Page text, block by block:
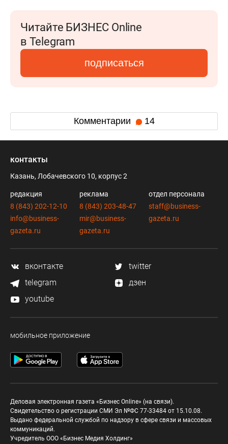
Читайте БИЗНЕС Online
в Telegram
подписаться
Комментарии 14
контакты
Казань, Лобачевского 10, корпус 2
редакция
8 (843) 202-12-10
info@business-
gazeta.ru
реклама
8 (843) 203-48-47
mir@business-
gazeta.ru
отдел персонала
staff@business-
gazeta.ru
вконтакте
twitter
telegram
дзен
youtube
мобильное приложение
Деловая электронная газета «Бизнес Online» (на связи).
Свидетельство о регистрации СМИ Эл №ФС 77-33484 от 15.10.08.
Выдано федеральной службой по надзору в сфере связи и массовых
коммуникаций.
Учредитель ООО «Бизнес Медия Холдинг»